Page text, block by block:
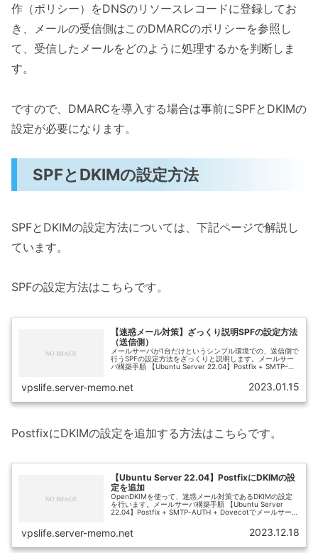
作（ポリシー）をDNSのリソースレコードに登録してお
き、メールの受信側はこのDMARCのポリシーを参照し
て、受信したメールをどのように処理するかを判断しま
す。
ですので、DMARCを導入する場合は事前にSPFとDKIMの
設定が必要になります。
SPFとDKIMの設定方法
SPFとDKIMの設定方法については、下記ページで解説し
ています。
SPFの設定方法はこちらです。
【迷惑メール対策】ざっくり説明SPFの設定方法
（送信側）
メールサーバが1台だけというシンプル環境での、送信側で
行うSPFの設定方法をざっくりと説明します。メールサー
バ構築手順 【Ubuntu Server 22.04】Postfix + SMTP-
vpslife.server-memo.net 2023.01.15
PostfixにDKIMの設定を追加する方法はこちらです。
【Ubuntu Server 22.04】PostfixにDKIMの設
定を追加
OpenDKIMを使って、迷惑メール対策であるDKIMの設定
を行います。メールサーバ構築手順 【Ubuntu Server
22.04】Postfix + SMTP-AUTH + Dovecotでメールサーバ
vpslife.server-memo.net 2023.12.18